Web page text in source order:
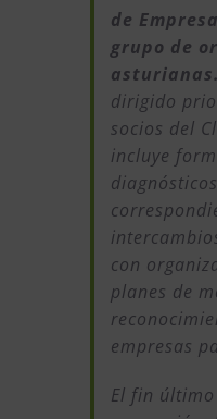
de
grupo de
asturianas.
dirigido
socios del
incluye
con
planes de
empresas
El fin